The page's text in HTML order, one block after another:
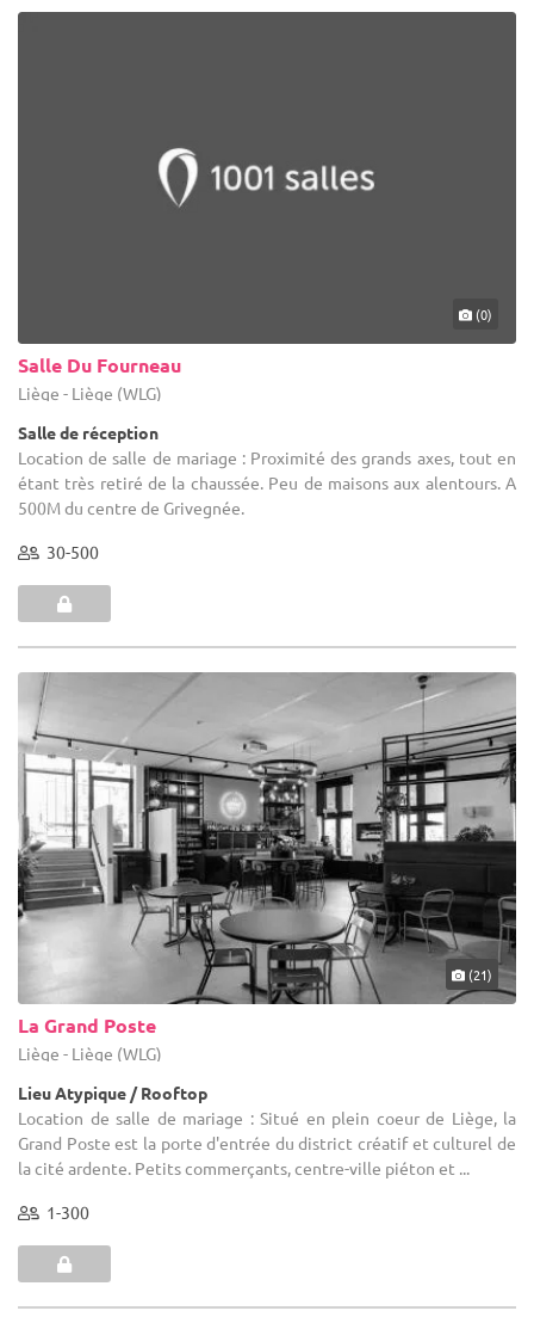
(0)
Salle Du Fourneau
Liège - Liège (WLG)
Salle de réception
Location de salle de mariage : Proximité des grands axes, tout en
étant très retiré de la chaussée. Peu de maisons aux alentours. A
500M du centre de Grivegnée.
30-500
(21)
La Grand Poste
Liège - Liège (WLG)
Lieu Atypique / Rooftop
Location de salle de mariage : Situé en plein coeur de Liège, la
Grand Poste est la porte d'entrée du district créatif et culturel de
la cité ardente. Petits commerçants, centre-ville piéton et ...
1-300